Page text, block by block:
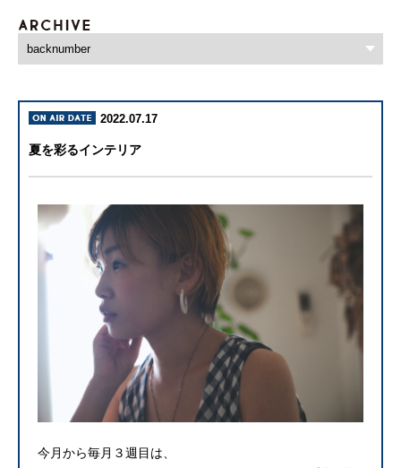
2022.07.17
夏を彩るインテリア
今月から毎月３週目は、